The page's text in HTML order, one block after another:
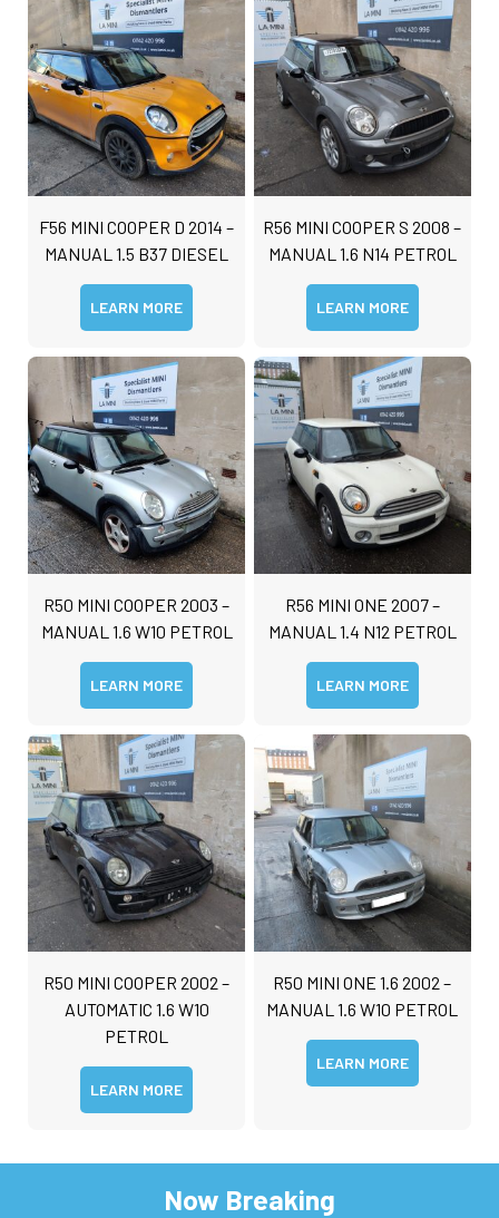
F56 MINI COOPER D 2014 –
MANUAL 1.5 B37 DIESEL
LEARN MORE
R56 MINI COOPER S 2008 –
MANUAL 1.6 N14 PETROL
LEARN MORE
R50 MINI COOPER 2003 –
MANUAL 1.6 W10 PETROL
LEARN MORE
R56 MINI ONE 2007 –
MANUAL 1.4 N12 PETROL
LEARN MORE
R50 MINI COOPER 2002 –
AUTOMATIC 1.6 W10
PETROL
LEARN MORE
R50 MINI ONE 1.6 2002 –
MANUAL 1.6 W10 PETROL
LEARN MORE
Now Breaking
s
s
a
g
e
Submit